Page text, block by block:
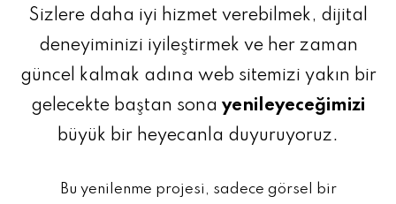
Sizlere daha iyi hizmet verebilmek, dijital
deneyiminizi iyileştirmek ve her zaman
güncel kalmak adına web sitemizi yakın bir
gelecekte baştan sona yenileyeceğimizi
büyük bir heyecanla duyuruyoruz.
Bu yenilenme projesi, sadece görsel bir